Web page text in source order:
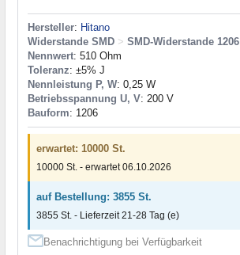
Hersteller: Hitano
Widerstande SMD > SMD-Widerstande 1206
Nennwert: 510 Ohm
Toleranz: ±5% J
Nennleistung P, W: 0,25 W
Betriebsspannung U, V: 200 V
Bauform: 1206
erwartet: 10000 St.
10000 St. - erwartet 06.10.2026
auf Bestellung: 3855 St.
3855 St. - Lieferzeit 21-28 Tag (e)
Benachrichtigung bei Verfügbarkeit